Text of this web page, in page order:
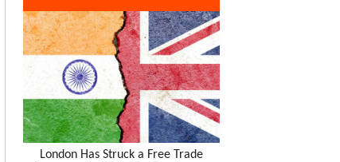
London Has Struck a Free Trade